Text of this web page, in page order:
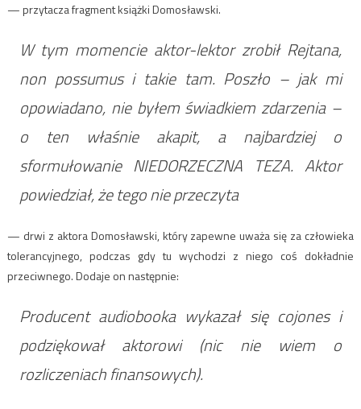
— przytacza fragment książki Domosławski.
W tym momencie aktor-lektor zrobił Rejtana,
non possumus i takie tam. Poszło – jak mi
opowiadano, nie byłem świadkiem zdarzenia –
o ten właśnie akapit, a najbardziej o
sformułowanie NIEDORZECZNA TEZA. Aktor
powiedział, że tego nie przeczyta
— drwi z aktora Domosławski, który zapewne uważa się za człowieka
tolerancyjnego, podczas gdy tu wychodzi z niego coś dokładnie
przeciwnego. Dodaje on następnie:
Producent audiobooka wykazał się cojones i
podziękował aktorowi (nic nie wiem o
rozliczeniach finansowych).